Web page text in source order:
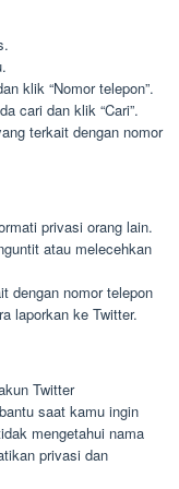
klik “Nomor telepon”.
cari dan klik “Cari”.
terkait dengan nomor
privasi orang lain.
atau melecehkan
dengan nomor telepon
laporkan ke Twitter.
Twitter
saat kamu ingin
mengetahui nama
privasi dan